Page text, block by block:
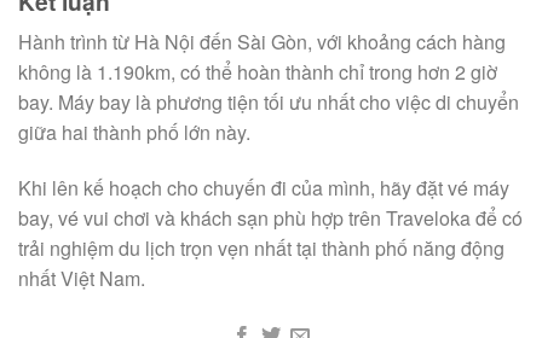
Hành trình từ Hà Nội đến Sài Gòn, với khoảng cách hàng
không là 1.190km, có thể hoàn thành chỉ trong hơn 2 giờ
bay. Máy bay là phương tiện tối ưu nhất cho việc di chuyển
giữa hai thành phố lớn này.
Khi lên kế hoạch cho chuyến đi của mình, hãy đặt vé máy
bay, vé vui chơi và khách sạn phù hợp trên Traveloka để có
trải nghiệm du lịch trọn vẹn nhất tại thành phố năng động
nhất Việt Nam.